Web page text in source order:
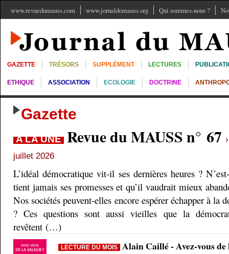
www.revuedumauss.com www.jornaldomauss.org Qui sommes-nous ?
GAZETTE TRÉSORS SUPPLÉMENT LECTURES
ETHIQUE ASSOCIATION ECOLOGIE DOCTRINE
Gazette
A LA UNE Revue du MAUSS n° 67
juillet 2026
L’idéal démocratique vit-il ses dernières heures ?
tient jamais ses promesses et qu’il vaudrait mieux
Nos sociétés peuvent-elles encore espérer échapper à la
? Ces questions sont aussi vieilles que la
revêtent (…)
LECTURE DU MOIS Alain Caillé - Avez-vous